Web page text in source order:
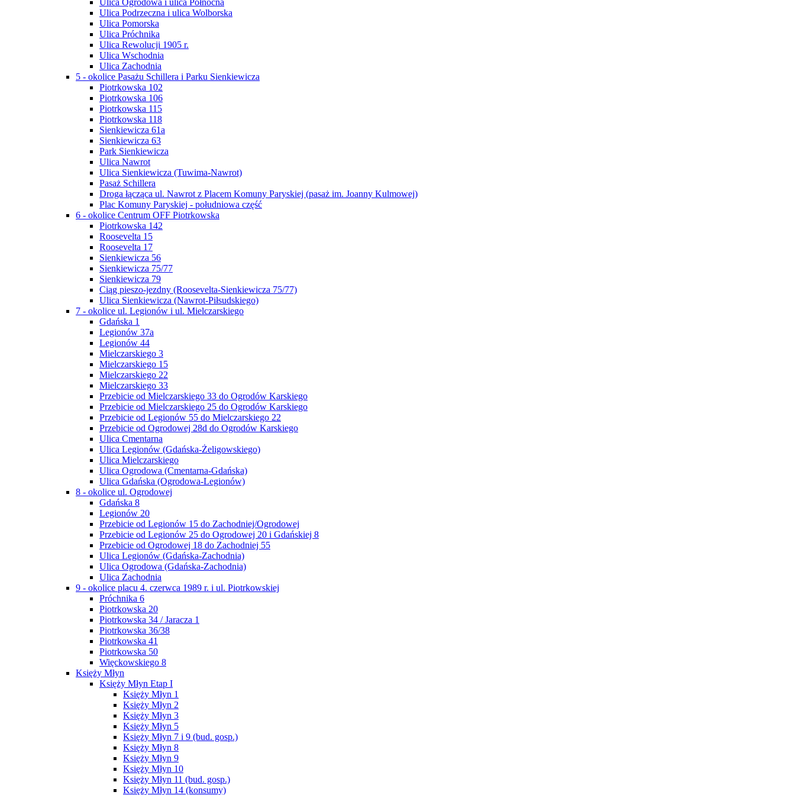
Ulica Podrzeczna i ulica Wolborska
Ulica Pomorska
Ulica Próchnika
Ulica Rewolucji 1905 r.
Ulica Wschodnia
Ulica Zachodnia
5 - okolice Pasażu Schillera i Parku Sienkiewicza
Piotrkowska 102
Piotrkowska 106
Piotrkowska 115
Piotrkowska 118
Sienkiewicza 61a
Sienkiewicza 63
Park Sienkiewicza
Ulica Nawrot
Ulica Sienkiewicza (Tuwima-Nawrot)
Pasaż Schillera
Droga łącząca ul. Nawrot z Placem Komuny Paryskiej (pasaż im. Joanny Kulmowej)
Plac Komuny Paryskiej - południowa część
6 - okolice Centrum OFF Piotrkowska
Piotrkowska 142
Roosevelta 15
Roosevelta 17
Sienkiewicza 56
Sienkiewicza 75/77
Sienkiewicza 79
Ciąg pieszo-jezdny (Roosevelta-Sienkiewicza 75/77)
Ulica Sienkiewicza (Nawrot-Piłsudskiego)
7 - okolice ul. Legionów i ul. Mielczarskiego
Gdańska 1
Legionów 37a
Legionów 44
Mielczarskiego 3
Mielczarskiego 15
Mielczarskiego 22
Mielczarskiego 33
Przebicie od Mielczarskiego 33 do Ogrodów Karskiego
Przebicie od Mielczarskiego 25 do Ogrodów Karskiego
Przebicie od Legionów 55 do Mielczarskiego 22
Przebicie od Ogrodowej 28d do Ogrodów Karskiego
Ulica Cmentarna
Ulica Legionów (Gdańska-Żeligowskiego)
Ulica Mielczarskiego
Ulica Ogrodowa (Cmentarna-Gdańska)
Ulica Gdańska (Ogrodowa-Legionów)
8 - okolice ul. Ogrodowej
Gdańska 8
Legionów 20
Przebicie od Legionów 15 do Zachodniej/Ogrodowej
Przebicie od Legionów 25 do Ogrodowej 20 i Gdańskiej 8
Przebicie od Ogrodowej 18 do Zachodniej 55
Ulica Legionów (Gdańska-Zachodnia)
Ulica Ogrodowa (Gdańska-Zachodnia)
Ulica Zachodnia
9 - okolice placu 4. czerwca 1989 r. i ul. Piotrkowskiej
Próchnika 6
Piotrkowska 20
Piotrkowska 34 / Jaracza 1
Piotrkowska 36/38
Piotrkowska 41
Piotrkowska 50
Więckowskiego 8
Księży Młyn
Księży Młyn Etap I
Księży Młyn 1
Księży Młyn 2
Księży Młyn 3
Księży Młyn 5
Księży Młyn 7 i 9 (bud. gosp.)
Księży Młyn 8
Księży Młyn 9
Księży Młyn 10
Księży Młyn 11 (bud. gosp.)
Księży Młyn 14 (konsumy)